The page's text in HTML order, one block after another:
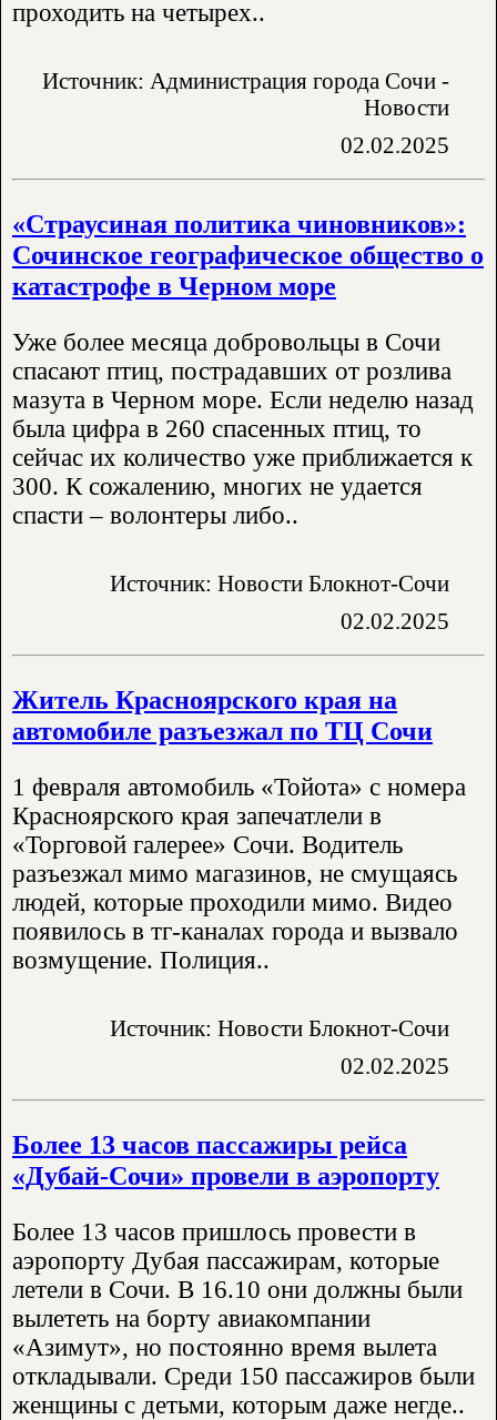
проходить на четырех..
Источник: Администрация города Сочи -
Новости
02.02.2025
«Страусиная политика чиновников»:
Сочинское географическое общество о
катастрофе в Черном море
Уже более месяца добровольцы в Сочи
спасают птиц, пострадавших от розлива
мазута в Черном море. Если неделю назад
была цифра в 260 спасенных птиц, то
сейчас их количество уже приближается к
300. К сожалению, многих не удается
спасти – волонтеры либо..
Источник: Новости Блокнот-Сочи
02.02.2025
Житель Красноярского края на
автомобиле разъезжал по ТЦ Сочи
1 февраля автомобиль «Тойота» с номера
Красноярского края запечатлели в
«Торговой галерее» Сочи. Водитель
разъезжал мимо магазинов, не смущаясь
людей, которые проходили мимо. Видео
появилось в тг-каналах города и вызвало
возмущение. Полиция..
Источник: Новости Блокнот-Сочи
02.02.2025
Более 13 часов пассажиры рейса
«Дубай-Сочи» провели в аэропорту
Более 13 часов пришлось провести в
аэропорту Дубая пассажирам, которые
летели в Сочи. В 16.10 они должны были
вылететь на борту авиакомпании
«Азимут», но постоянно время вылета
откладывали. Среди 150 пассажиров были
женщины с детьми, которым даже негде..